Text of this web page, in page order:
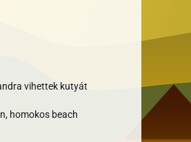
vihettek kutyát
homokos beach